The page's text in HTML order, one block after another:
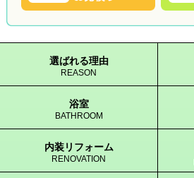
選ばれる理由
REASON
浴室
BATHROOM
内装リフォーム
RENOVATION